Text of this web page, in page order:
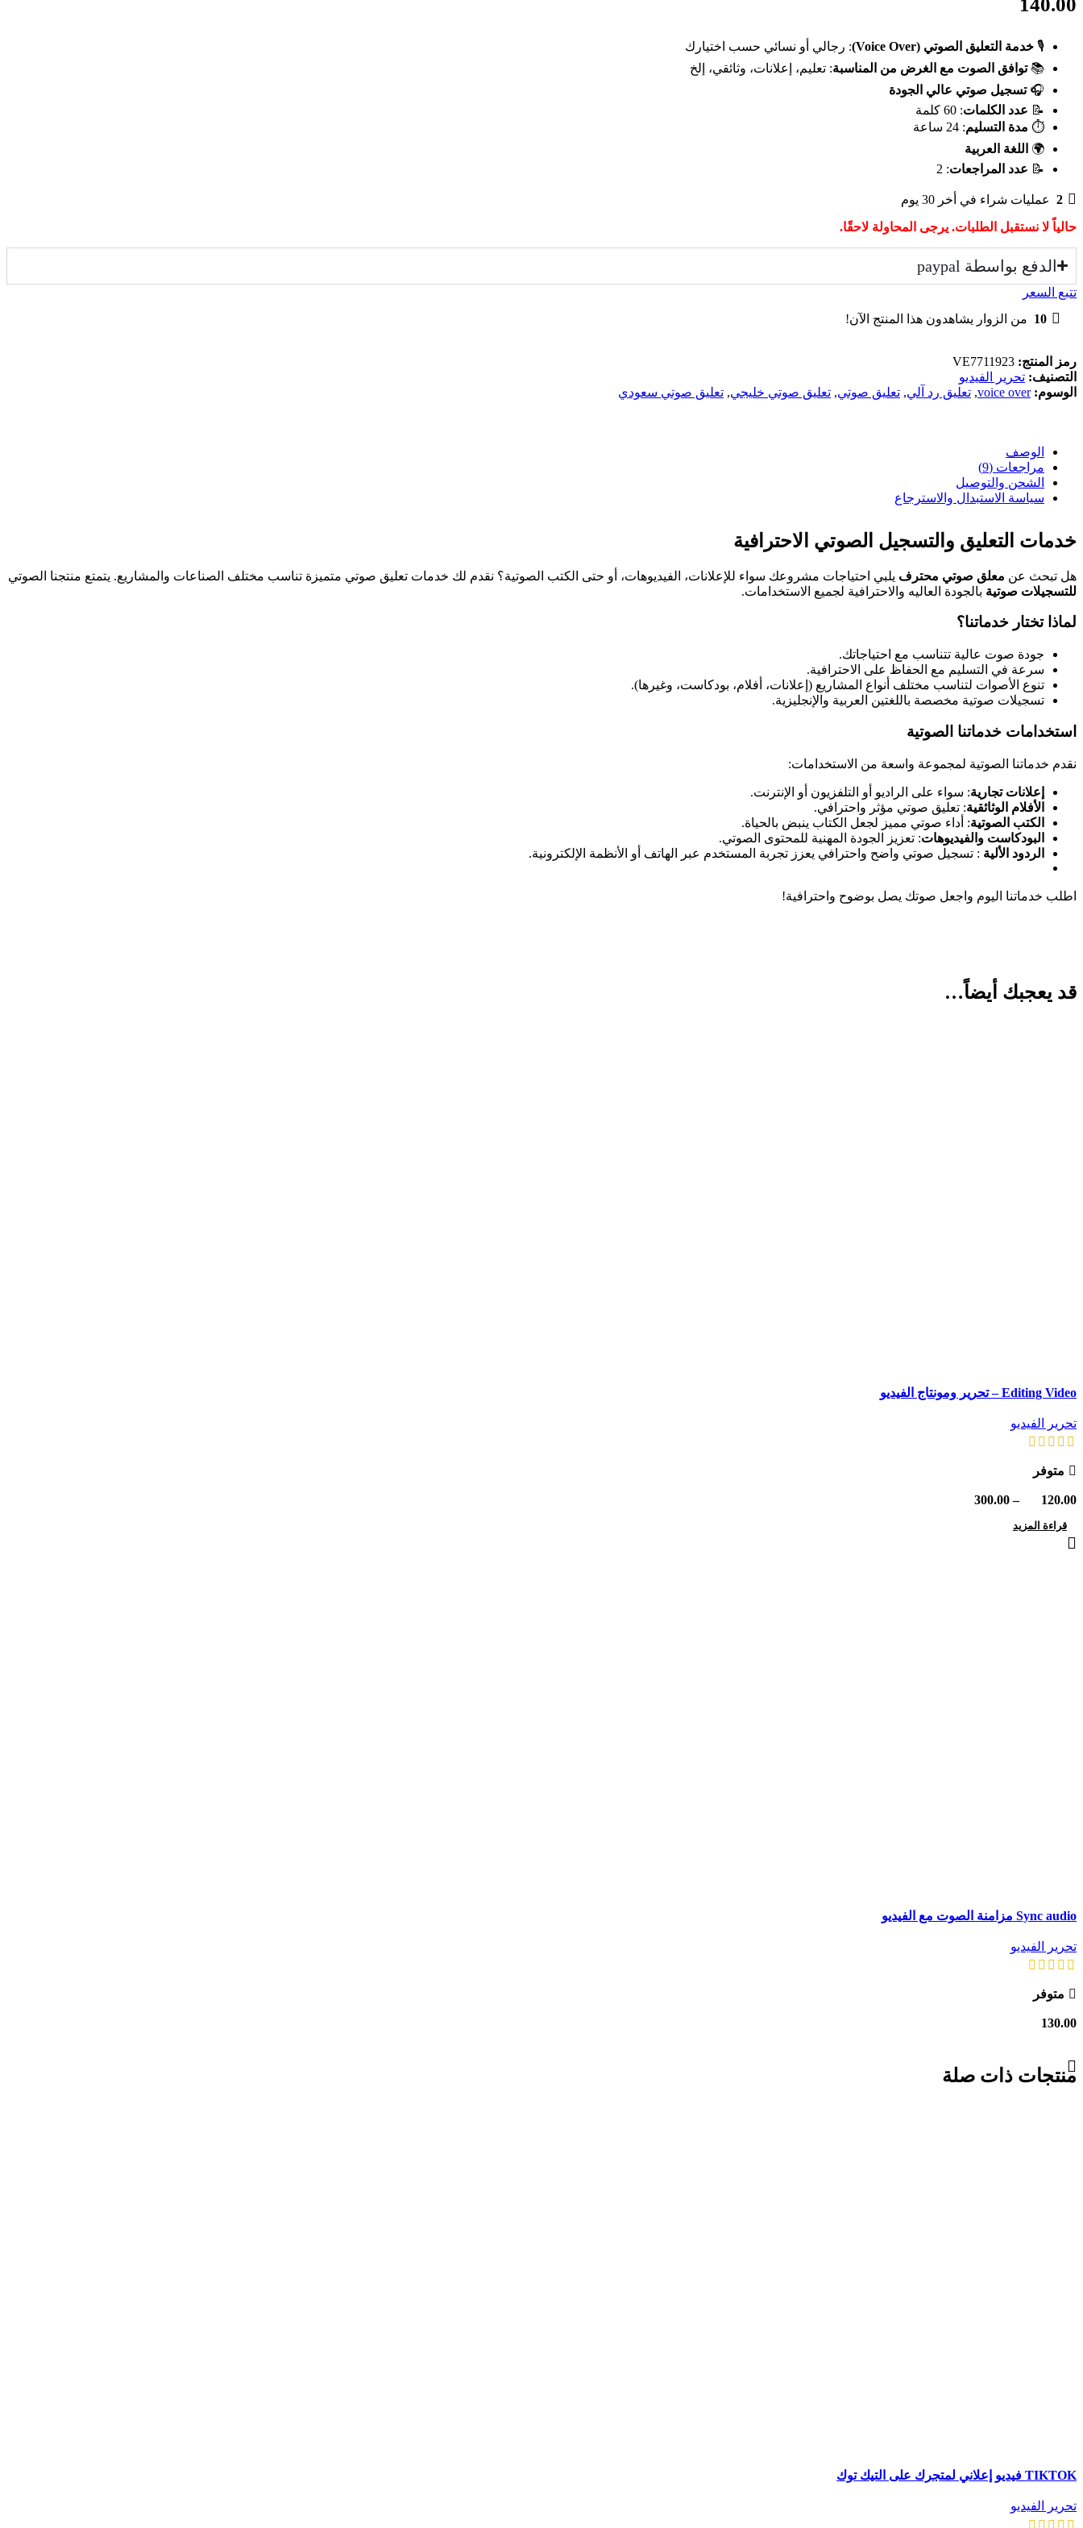
140.00
🎙️ خدمة التعليق الصوتي (Voice Over)
: رجالي أو نسائي حسب اختيارك
📚توافق الصوت مع الغرض من المناسبة: تعليم، إعلانات، وثائقي، إلخ
🎧تسجيل صوتي عالي الجودة
📝 عدد الكلمات: 60 كلمة
⏱️ مدة التسليم: 24 ساعة
🌍 اللغة العربية
📝 عدد المراجعات: 2
2 عمليات شراء في أخر 30 يوم
حالياً لا نستقبل الطلبات. يرجى المحاولة لاحقًا.
الدفع بواسطة paypal
تتبع السعر
10 من الزوار يشاهدون هذا المنتج الآن!
رمز المنتج: VE7711923
التصنيف: تحرير الفيديو
الوسوم: voice over
, تعليق رد آلي, تعليق صوتي, تعليق صوتي خليجي, تعليق صوتي سعودي
الوصف
مراجعات (9)
الشحن والتوصيل
سياسة الاستبدال والاسترجاع
خدمات التعليق والتسجيل الصوتي الاحترافية
هل تبحث عن معلق صوتي محترف يلبي احتياجات مشروعك سواء للإعلانات، الفيديوهات، أو حتى الكتب الصوتية؟ نقدم لك خدمات تعليق صوتي متميزة تناسب مختلف الصناعات والمشاريع. يتمتع منتجنا الصوتي
للتسجيلات صوتية بالجودة العاليه والاحترافية لجميع الاستخدامات.
لماذا تختار خدماتنا؟
جودة صوت عالية تتناسب مع احتياجاتك.
سرعة في التسليم مع الحفاظ على الاحترافية.
تنوع الأصوات لتناسب مختلف أنواع المشاريع (إعلانات، أفلام، بودكاست، وغيرها).
تسجيلات صوتية مخصصة باللغتين العربية والإنجليزية.
استخدامات خدماتنا الصوتية
نقدم خدماتنا الصوتية لمجموعة واسعة من الاستخدامات:
إعلانات تجارية: سواء على الراديو أو التلفزيون أو الإنترنت.
الأفلام الوثائقية: تعليق صوتي مؤثر واحترافي.
الكتب الصوتية: أداء صوتي مميز لجعل الكتاب ينبض بالحياة.
البودكاست والفيديوهات: تعزيز الجودة المهنية للمحتوى الصوتي.
الردود الألية : تسجيل صوتي واضح واحترافي يعزز تجربة المستخدم عبر الهاتف أو الأنظمة الإلكترونية.
اطلب خدماتنا اليوم واجعل صوتك يصل بوضوح واحترافية!
قد يعجبك أيضاً…
Editing Video – تحرير ومونتاج الفيديو
تحرير الفيديو
متوفر
120.00
–
300.00
قراءة المزيد
Sync audio مزامنة الصوت مع الفيديو
تحرير الفيديو
متوفر
130.00
منتجات ذات صلة
TIKTOK فيديو إعلاني لمتجرك على التيك توك
تحرير الفيديو